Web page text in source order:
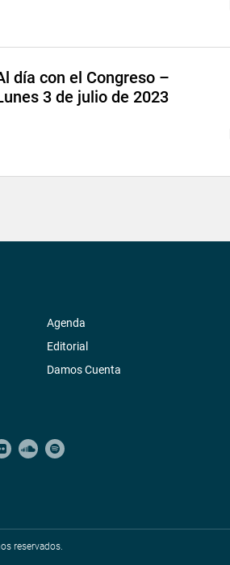
día con el Congreso –
3 de julio de 2023
Agenda
Editorial
Damos Cuenta
reservados.